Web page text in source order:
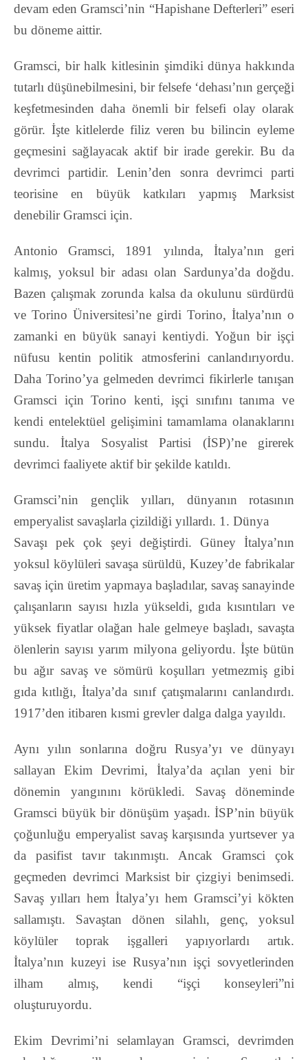
devam eden Gramsci’nin “Hapishane Defterleri” eseri
bu döneme aittir.
Gramsci, bir halk kitlesinin şimdiki dünya hakkında
tutarlı düşünebilmesini, bir felsefe ‘dehası’nın gerçeği
keşfetmesinden daha önemli bir felsefi olay olarak
görür. İşte kitlelerde filiz veren bu bilincin eyleme
geçmesini sağlayacak aktif bir irade gerekir. Bu da
devrimci partidir.Lenin’den sonra devrimci parti
teorisine en büyük katkıları yapmış Marksist
denebilir Gramsci için.
Antonio Gramsci, 1891 yılında, İtalya’nın geri
kalmış, yoksul bir adası olan Sardunya’da doğdu.
Bazen çalışmak zorunda kalsa da okulunu sürdürdü
ve Torino Üniversitesi’ne girdi Torino, İtalya’nın o
zamanki en büyük sanayi kentiydi. Yoğun bir işçi
nüfusu kentin politik atmosferini canlandırıyordu.
Daha Torino’ya gelmeden devrimci fikirlerle tanışan
Gramsci için Torino kenti, işçi sınıfını tanıma ve
kendi entelektüel gelişimini tamamlama olanaklarını
sundu. İtalya Sosyalist Partisi (İSP)’ne girerek
devrimci faaliyete aktif bir şekilde katıldı.
Gramsci’nin gençlik yılları, dünyanın rotasının
emperyalist savaşlarla çizildiği yıllardı. 1. Dünya
Savaşı pek çok şeyi değiştirdi. Güney İtalya’nın
yoksul köylüleri savaşa sürüldü, Kuzey’de fabrikalar
savaş için üretim yapmaya başladılar, savaş sanayinde
çalışanların sayısı hızla yükseldi, gıda kısıntıları ve
yüksek fiyatlar olağan hale gelmeye başladı, savaşta
ölenlerin sayısı yarım milyona geliyordu. İşte bütün
bu ağır savaş ve sömürü koşulları yetmezmiş gibi
gıda kıtlığı, İtalya’da sınıf çatışmalarını canlandırdı.
1917’den itibaren kısmi grevler dalga dalga yayıldı.
Aynı yılın sonlarına doğru Rusya’yı ve dünyayı
sallayan Ekim Devrimi, İtalya’da açılan yeni bir
dönemin yangınını körükledi. Savaş döneminde
Gramsci büyük bir dönüşüm yaşadı. İSP’nin büyük
çoğunluğu emperyalist savaş karşısında yurtsever ya
da pasifist tavır takınmıştı. Ancak Gramsci çok
geçmeden devrimci Marksist bir çizgiyi benimsedi.
Savaş yılları hem İtalya’yı hem Gramsci’yi kökten
sallamıştı. Savaştan dönen silahlı, genç, yoksul
köylüler toprak işgalleri yapıyorlardı artık.
İtalya’nın kuzeyi ise Rusya’nın işçi sovyetlerinden
ilham almış, kendi “işçi konseyleri”ni
oluşturuyordu.
Ekim Devrimi’ni selamlayan Gramsci, devrimden